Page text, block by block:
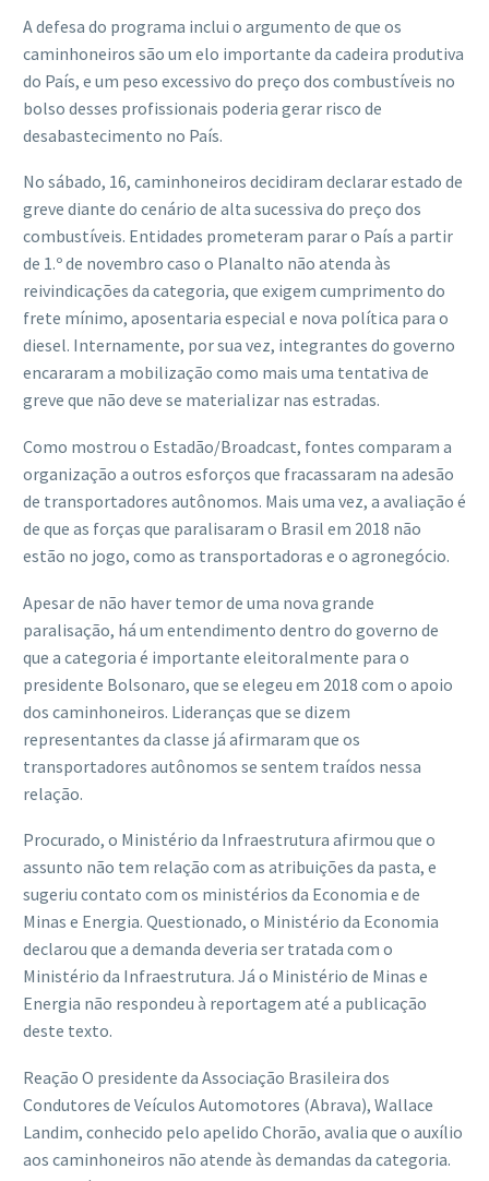
A defesa do programa inclui o argumento de que os
caminhoneiros são um elo importante da cadeira produtiva
do País, e um peso excessivo do preço dos combustíveis no
bolso desses profissionais poderia gerar risco de
desabastecimento no País.
No sábado, 16, caminhoneiros decidiram declarar estado de
greve diante do cenário de alta sucessiva do preço dos
combustíveis. Entidades prometeram parar o País a partir
de 1.º de novembro caso o Planalto não atenda às
reivindicações da categoria, que exigem cumprimento do
frete mínimo, aposentaria especial e nova política para o
diesel. Internamente, por sua vez, integrantes do governo
encararam a mobilização como mais uma tentativa de
greve que não deve se materializar nas estradas.
Como mostrou o Estadão/Broadcast, fontes comparam a
organização a outros esforços que fracassaram na adesão
de transportadores autônomos. Mais uma vez, a avaliação é
de que as forças que paralisaram o Brasil em 2018 não
estão no jogo, como as transportadoras e o agronegócio.
Apesar de não haver temor de uma nova grande
paralisação, há um entendimento dentro do governo de
que a categoria é importante eleitoralmente para o
presidente Bolsonaro, que se elegeu em 2018 com o apoio
dos caminhoneiros. Lideranças que se dizem
representantes da classe já afirmaram que os
transportadores autônomos se sentem traídos nessa
relação.
Procurado, o Ministério da Infraestrutura afirmou que o
assunto não tem relação com as atribuições da pasta, e
sugeriu contato com os ministérios da Economia e de
Minas e Energia. Questionado, o Ministério da Economia
declarou que a demanda deveria ser tratada com o
Ministério da Infraestrutura. Já o Ministério de Minas e
Energia não respondeu à reportagem até a publicação
deste texto.
Reação O presidente da Associação Brasileira dos
Condutores de Veículos Automotores (Abrava), Wallace
Landim, conhecido pelo apelido Chorão, avalia que o auxílio
aos caminhoneiros não atende às demandas da categoria.